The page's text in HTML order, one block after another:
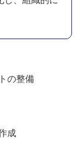
の整備
成